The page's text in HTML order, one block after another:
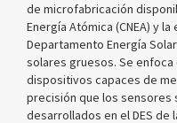
de microfabricación
Energía Atómica (CNEA) y
Departamento Energía
solares gruesos. Se
dispositivos capaces de
precisión que los
desarrollados en el DES de